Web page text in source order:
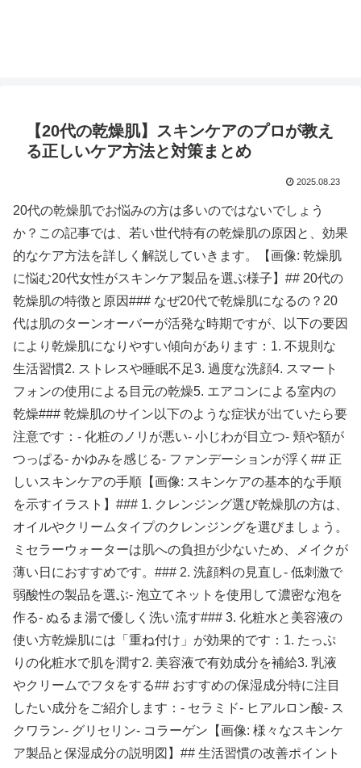
【20代の乾燥肌】スキンケアのプロが教え
る正しいケア方法と対策まとめ
2025.08.23
20代の乾燥肌でお悩みの方は多いのではないでしょう
か？この記事では、若い世代特有の乾燥肌の原因と、効果
的なケア方法を詳しく解説していきます。【画像: 乾燥肌
に悩む20代女性がスキンケア製品を選ぶ様子】## 20代の
乾燥肌の特徴と原因### なぜ20代で乾燥肌になるの？20
代は肌のターンオーバーが活発な時期ですが、以下の要因
により乾燥肌になりやすい傾向があります：1. 不規則な
生活習慣2. ストレスや睡眠不足3. 過度な洗顔4. スマート
フォンの使用による目元の乾燥5. エアコンによる室内の
乾燥### 乾燥肌のサイン以下のような症状が出ていたら要
注意です：- 化粧のノリが悪い- 小じわが目立つ- 頬や額が
つっぱる- かゆみを感じる- ファンデーションが浮く## 正
しいスキンケアの手順【画像: スキンケアの基本的な手順
を示すイラスト】### 1. クレンジング選び乾燥肌の方は、
オイルやクリームタイプのクレンジングを選びましょう。
ミセラーウォーターは肌への負担が少ないため、メイクが
薄い日におすすめです。### 2. 洗顔料の見直し- 低刺激で
弱酸性の製品を選ぶ- 泡立てネットを使用して濃密な泡を
作る- ぬるま湯で優しく洗い流す### 3. 化粧水と美容液の
使い方乾燥肌には「重ね付け」が効果的です：1. たっぷ
りの化粧水で肌を潤す2. 美容液で有効成分を補給3. 乳液
やクリームでフタをする## おすすめの保湿成分特に注目
したい成分をご紹介します：- セラミド- ヒアルロン酸- ス
クワラン- グリセリン- コラーゲン【画像: 様々なスキンケ
ア製品と保湿成分の説明図】## 生活習慣の改善ポイント